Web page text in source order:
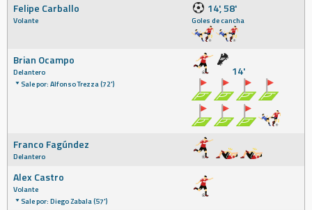
Felipe Carballo
Volante
14', 58'
Goles de cancha
Brian Ocampo
Delantero
Sale por: Alfonso Trezza (72')
14'
Franco Fagúndez
Delantero
Alex Castro
Volante
Sale por: Diego Zabala (57')